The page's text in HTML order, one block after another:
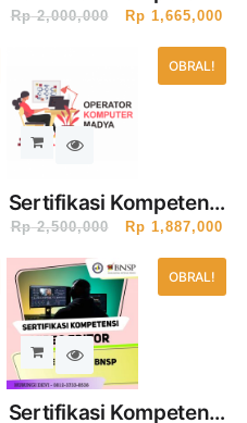
Desainer Multimedia
Muda Bersertifikat
BNSP (1 Hari)
Rp2,000,000 Rp 1,665,000
OBRAL!
Sertifikasi Kompetensi
Operator Komputer
Madya Bersertifikat
BNSP (1 Hari)
Rp2,500,000 Rp 1,887,000
OBRAL!
Sertifikasi Kompetensi